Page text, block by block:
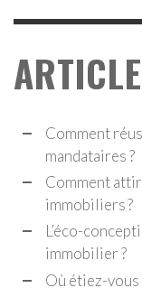
Comment
mandataires ?
Comment
immobiliers ?
L’éco-
immobilier ?
Où étiez-vous